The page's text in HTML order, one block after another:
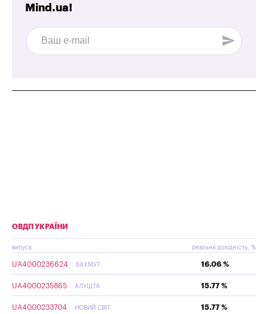
Mind.ua!
ОВДП УКРАЇНИ
випуск реальна дохідність, %
UA4000236624 БАХМУТ 16.06 %
UA4000235865 АЛУШТА 15.77 %
UA4000233704 НОВИЙ СВІТ 15.77 %